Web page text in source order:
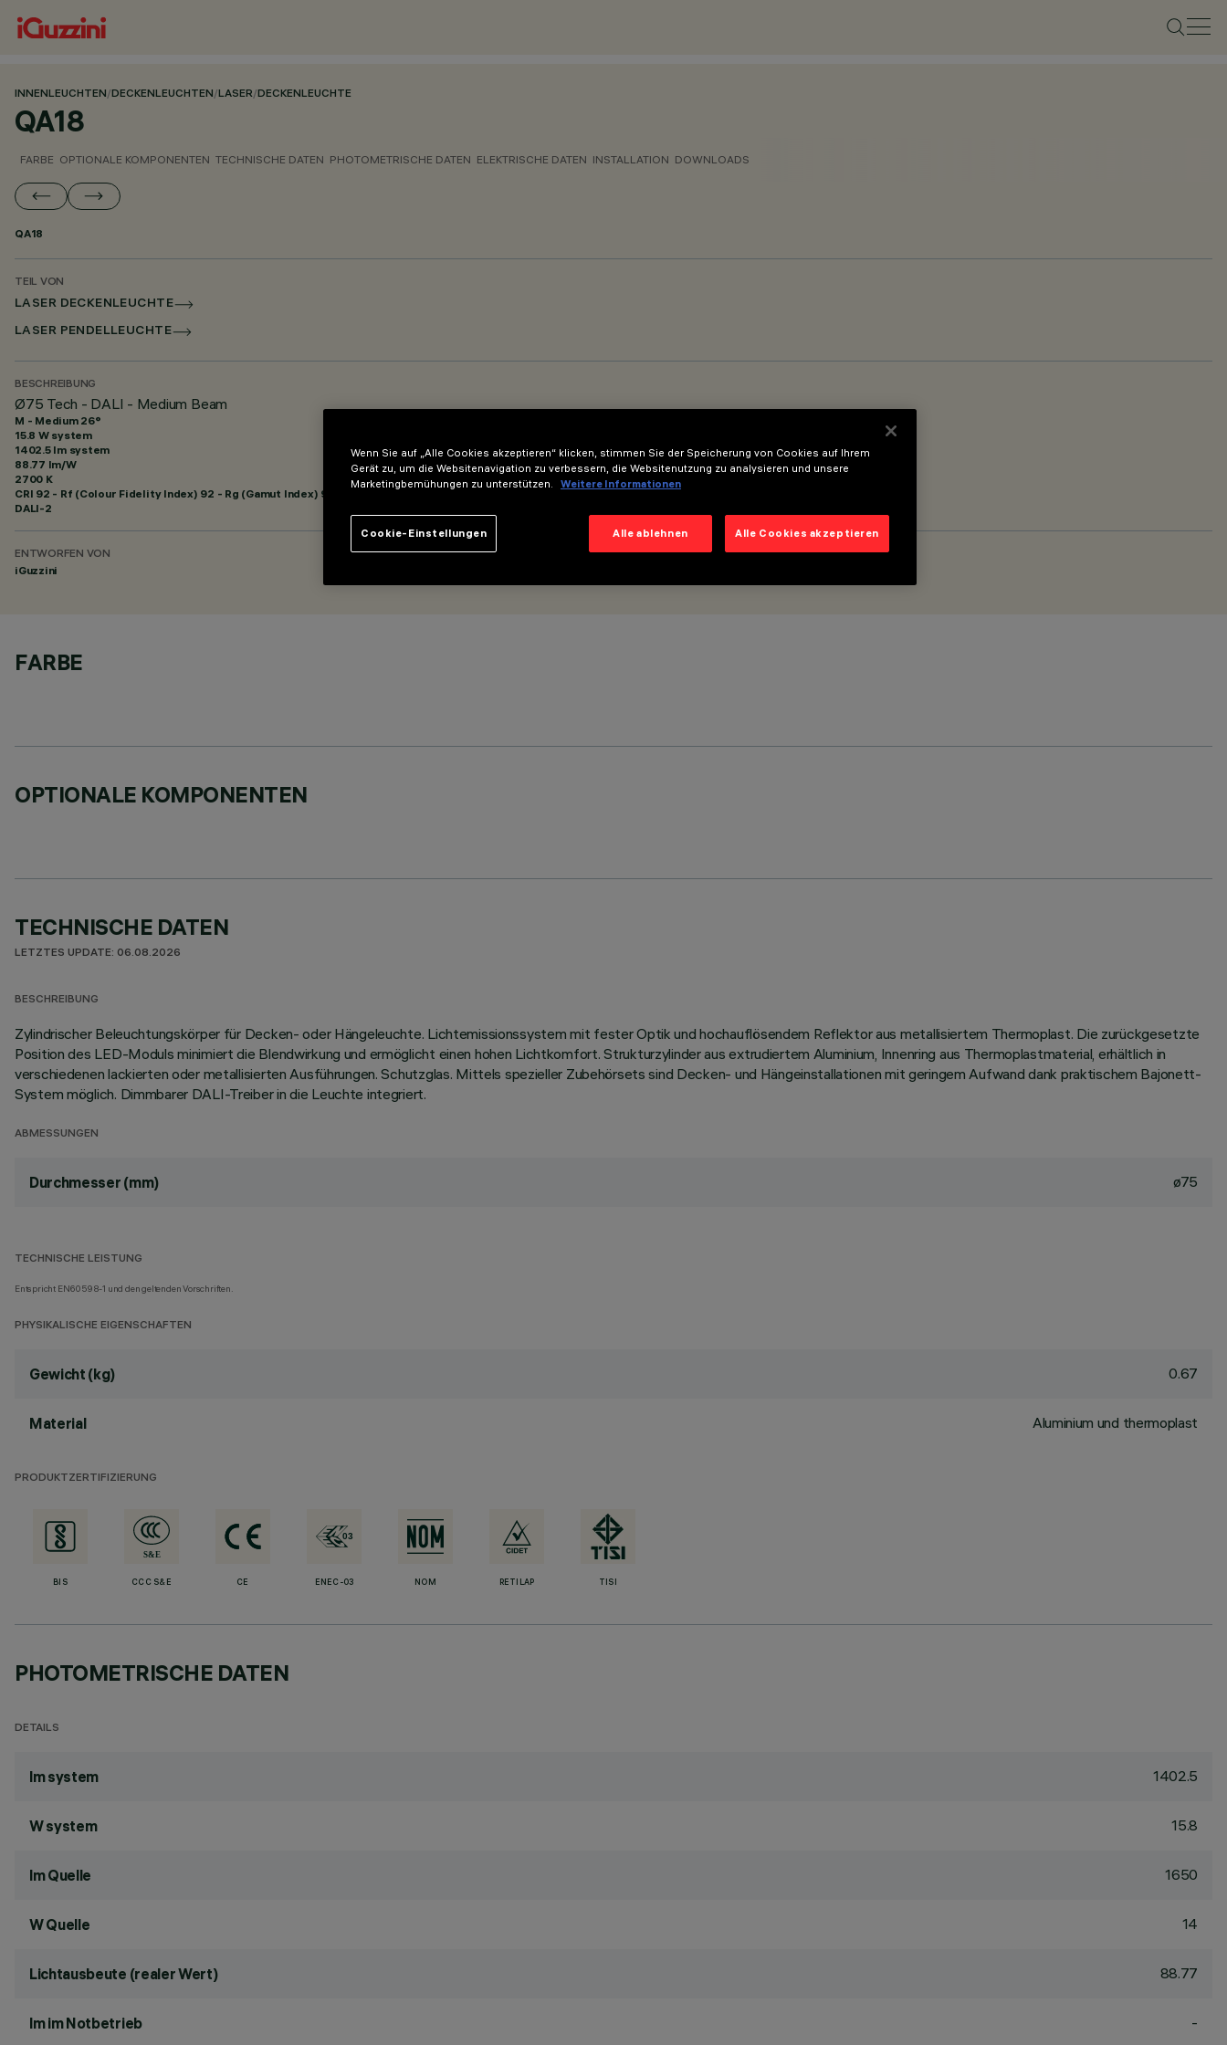
INNENLEUCHTEN/DECKENLEUCHTEN/LASER/DECKENLEUCHTE
QA18
FARBE OPTIONALE KOMPONENTEN TECHNISCHE DATEN PHOTOMETRISCHE DATEN ELEKTRISCHE DATEN INSTALLATION DOWNLOADS
QA18
TEIL VON
LASER DECKENLEUCHTE
LASER PENDELLEUCHTE
BESCHREIBUNG
Ø75 Tech - DALI - Medium Beam
M - Medium 26°
15.8 W system
1402.5 lm system
88.77 lm/W
2700 K
CRI 92 - Rf (Colour Fidelity Index) 92 - Rg (Gamut Index) 99
DALI-2
ENTWORFEN VON
iGuzzini
FARBE
OPTIONALE KOMPONENTEN
TECHNISCHE DATEN
LETZTES UPDATE: 06.08.2026
BESCHREIBUNG
Zylindrischer Beleuchtungskörper für Decken- oder Hängeleuchte. Lichtemissionssystem mit fester Optik und hochauflösendem Reflektor aus metallisiertem Thermoplast. Die zurückgesetzte
Position des LED-Moduls minimiert die Blendwirkung und ermöglicht einen hohen Lichtkomfort. Strukturzylinder aus extrudiertem Aluminium, Innenring aus Thermoplastmaterial, erhältlich in
verschiedenen lackierten oder metallisierten Ausführungen. Schutzglas. Mittels spezieller Zubehörsets sind Decken- und Hängeinstallationen mit geringem Aufwand dank praktischem Bajonett-
System möglich. Dimmbarer DALI-Treiber in die Leuchte integriert.
ABMESSUNGEN
Durchmesser (mm) ø75
TECHNISCHE LEISTUNG
Entspricht EN60598-1 und den geltenden Vorschriften.
PHYSIKALISCHE EIGENSCHAFTEN
Gewicht (kg) 0.67
Material Aluminium und thermoplast
PRODUKTZERTIFIZIERUNG
BIS CCC S&E CE ENEC-03 NOM RETILAP TISI
PHOTOMETRISCHE DATEN
DETAILS
lm system 1402.5
W system 15.8
lm Quelle 1650
W Quelle 14
Lichtausbeute (realer Wert) 88.77
lm im Notbetrieb -
Wenn Sie auf „Alle Cookies akzeptieren“ klicken, stimmen Sie der Speicherung von Cookies auf Ihrem
Gerät zu, um die Websitenavigation zu verbessern, die Websitenutzung zu analysieren und unsere
Marketingbemühungen zu unterstützen.
Weitere Informationen
Alle ablehnen Alle Cookies akzeptieren
Cookie-Einstellungen